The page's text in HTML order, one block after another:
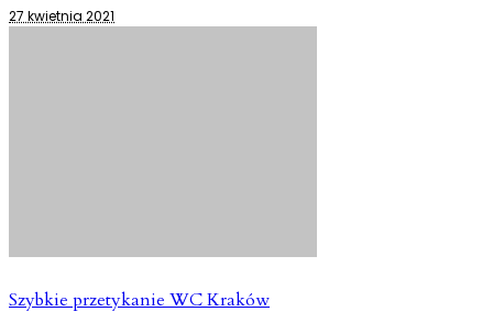
27 kwietnia 2021
Szybkie przetykanie WC Kraków